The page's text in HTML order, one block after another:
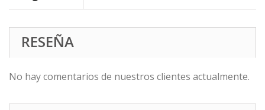
RESEÑA
No hay comentarios de nuestros clientes actualmente.